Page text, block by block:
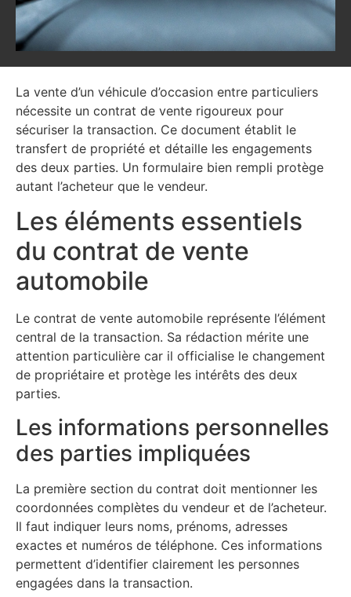
La vente d’un véhicule d’occasion entre particuliers
nécessite un contrat de vente rigoureux pour
sécuriser la transaction. Ce document établit le
transfert de propriété et détaille les engagements
des deux parties. Un formulaire bien rempli protège
autant l’acheteur que le vendeur.
Les éléments essentiels
du contrat de vente
automobile
Le contrat de vente automobile représente l’élément
central de la transaction. Sa rédaction mérite une
attention particulière car il officialise le changement
de propriétaire et protège les intérêts des deux
parties.
Les informations personnelles
des parties impliquées
La première section du contrat doit mentionner les
coordonnées complètes du vendeur et de l’acheteur.
Il faut indiquer leurs noms, prénoms, adresses
exactes et numéros de téléphone. Ces informations
permettent d’identifier clairement les personnes
engagées dans la transaction.